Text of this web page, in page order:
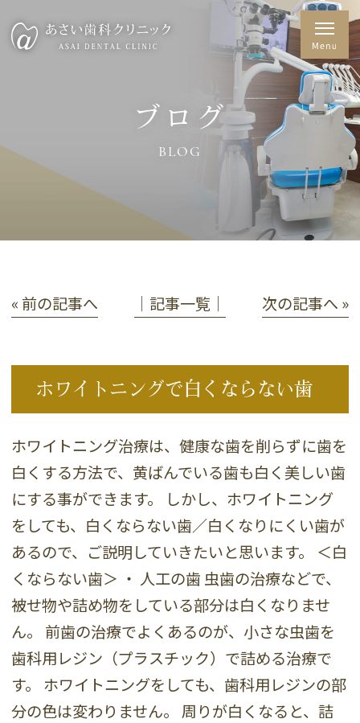
ブログ
BLOG
« 前の記事へ │記事一覧│ 次の記事へ »
ホワイトニングで白くならない歯
ホワイトニング治療は、健康な歯を削らずに歯を
白くする方法で、黄ばんでいる歯も白く美しい歯
にする事ができます。 しかし、ホワイトニング
をしても、白くならない歯／白くなりにくい歯が
あるので、ご説明していきたいと思います。 ＜白
くならない歯＞ ・ 人工の歯 虫歯の治療などで、
被せ物や詰め物をしている部分は白くなりませ
ん。 前歯の治療でよくあるのが、小さな虫歯を
歯科用レジン（プラスチック）で詰める治療で
す。 ホワイトニングをしても、歯科用レジンの部
分の色は変わりません。 周りが白くなると、詰